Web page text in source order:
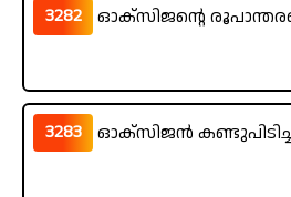
3282 ഓക്സിജന്റെ
3283 ഓക്സിജൻ